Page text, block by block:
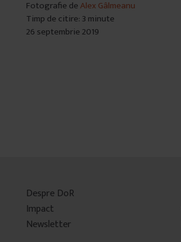
Fotografie deAlex Gâlmeanu
Timp de citire: 3 minute
26 septembrie 2019
Despre DoR
Impact
Newsletter